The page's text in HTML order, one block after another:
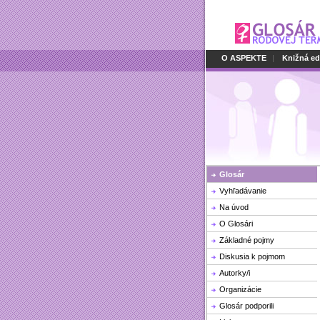
O ASPEKTE | Knižná
Glosár
Vyhľadávanie
Na úvod
O Glosári
Základné pojmy
Diskusia k pojmom
Autorky/i
Organizácie
Glosár podporili